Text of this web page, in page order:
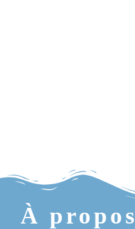
À propos